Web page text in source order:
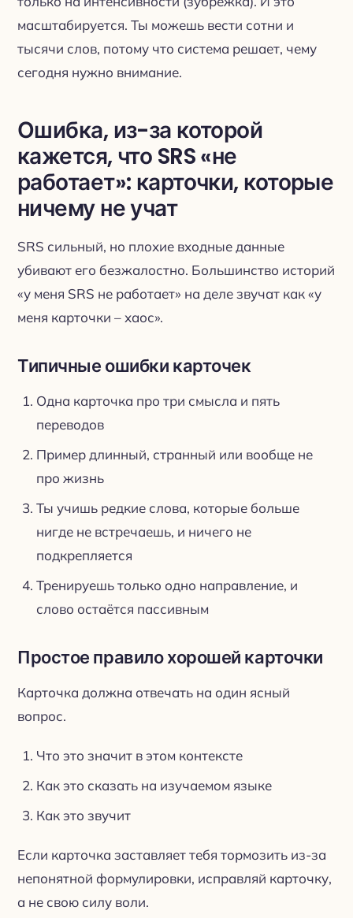
масштабируется. Ты можешь вести сотни и
тысячи слов, потому что система решает, чему
сегодня нужно внимание.
Ошибка, из-за которой
кажется, что SRS «не
работает»: карточки, которые
ничему не учат
SRS сильный, но плохие входные данные
убивают его безжалостно. Большинство историй
«у меня SRS не работает» на деле звучат как «у
меня карточки – хаос».
Типичные ошибки карточек
Одна карточка про три смысла и пять
переводов
Пример длинный, странный или вообще не
про жизнь
Ты учишь редкие слова, которые больше
нигде не встречаешь, и ничего не
подкрепляется
Тренируешь только одно направление, и
слово остаётся пассивным
Простое правило хорошей карточки
Карточка должна отвечать на один ясный
вопрос.
Что это значит в этом контексте
Как это сказать на изучаемом языке
Как это звучит
Если карточка заставляет тебя тормозить из-за
непонятной формулировки, исправляй карточку,
а не свою силу воли.